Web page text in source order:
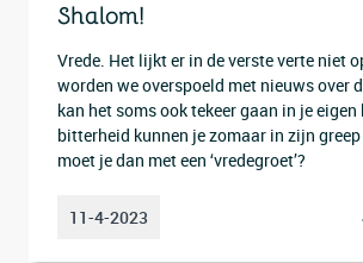
Shalom!
Vrede. Het lijkt er in de verste verte niet
worden we overspoeld met nieuws over
kan het soms ook tekeer gaan in je eigen
bitterheid kunnen je zomaar in zijn
moet je dan met een ‘vredegroet’?
11-4-2023